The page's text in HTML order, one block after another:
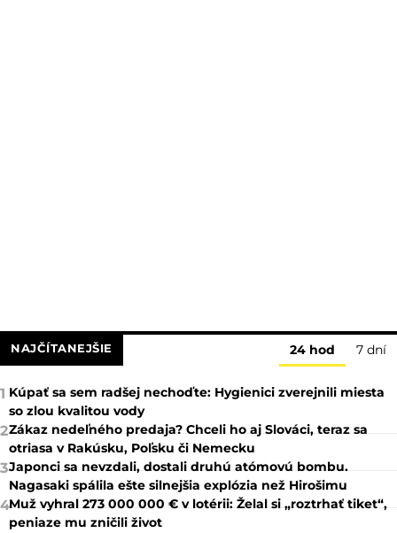
NAJČÍTANEJŠIE 24 hod 7 dní
1 Kúpať sa sem radšej nechoďte: Hygienici zverejnili miesta
so zlou kvalitou vody
2Zákaz nedeľného predaja? Chceli ho aj Slováci, teraz sa
otriasa v Rakúsku, Poľsku či Nemecku
3Japonci sa nevzdali, dostali druhú atómovú bombu.
Nagasaki spálila ešte silnejšia explózia než Hirošimu
4Muž vyhral 273 000 000 € v lotérii: Želal si „roztrhať tiket“,
peniaze mu zničili život